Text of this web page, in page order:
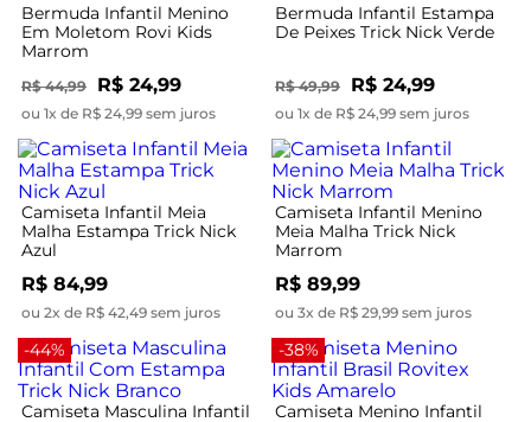
Bermuda Infantil Menino
Em Moletom Rovi Kids
Marrom
R$ 44,99 R$ 24,99
ou 1x de R$ 24,99 sem juros
Bermuda Infantil Estampa
De Peixes Trick Nick Verde
R$ 49,99 R$ 24,99
ou 1x de R$ 24,99 sem juros
Camiseta Infantil Meia
Malha Estampa Trick Nick
Azul
R$ 84,99
ou 2x de R$ 42,49 sem juros
Camiseta Infantil Menino
Meia Malha Trick Nick
Marrom
R$ 89,99
ou 3x de R$ 29,99 sem juros
-44%
Camiseta Masculina Infantil
-38%
Camiseta Menino Infantil